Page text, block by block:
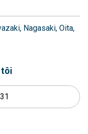
Nagasaki Oita
tôi